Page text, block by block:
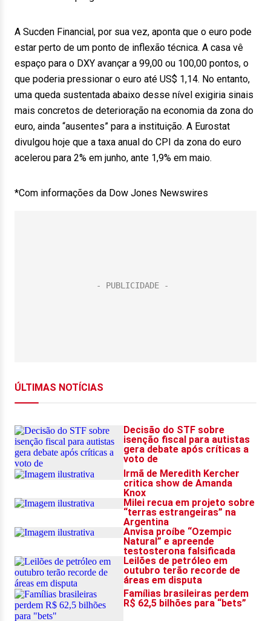
A Sucden Financial, por sua vez, aponta que o euro pode
estar perto de um ponto de inflexão técnica. A casa vê
espaço para o DXY avançar a 99,00 ou 100,00 pontos, o
que poderia pressionar o euro até US$ 1,14. No entanto,
uma queda sustentada abaixo desse nível exigiria sinais
mais concretos de deterioração na economia da zona do
euro, ainda “ausentes” para a instituição. A Eurostat
divulgou hoje que a taxa anual do CPI da zona do euro
acelerou para 2% em junho, ante 1,9% em maio.
*Com informações da Dow Jones Newswires